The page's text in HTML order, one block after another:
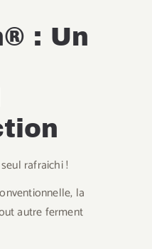
: Un
rafraichi !
la
autre ferment